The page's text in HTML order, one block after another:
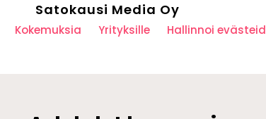
Satokausi Media Oy
Kokemuksia Yrityksille Hallinnoi